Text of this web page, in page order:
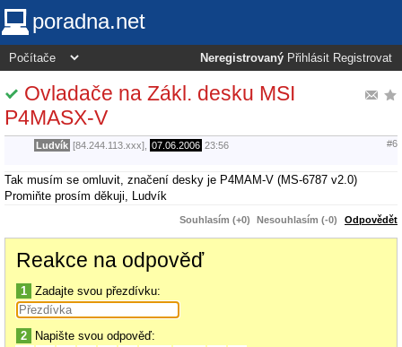
poradna.net
Neregistrovaný Přihlásit Registrovat
Ovladače na Zákl. desku MSI
P4MASX-V
Ludvík [84.244.113.xxx], 07.06.2006 23:56 #6
Tak musím se omluvit, značení desky je P4MAM-V (MS-6787 v2.0)
Promiňte prosím děkuji, Ludvík
Souhlasím (+0) Nesouhlasím (-0) Odpovědět
Reakce na odpověď
1 Zadajte svou přezdívku:
2 Napište svou odpověď: